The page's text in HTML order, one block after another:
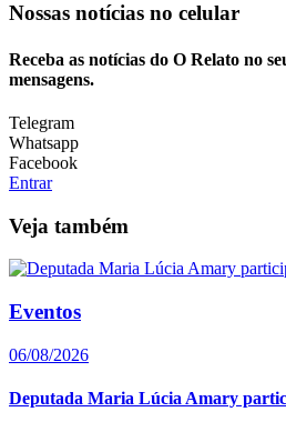
Nossas notícias no celular
Receba as notícias do O Relato no
mensagens.
Telegram
Whatsapp
Facebook
Entrar
Veja também
Eventos
06/08/2026
Deputada Maria Lúcia Amary